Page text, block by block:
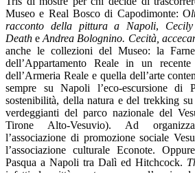
Museo e Real Bosco di Capodimonte: O
racconto della pittura a Napoli,
Death e Andrea Bolognino. Cecità,
anche le collezioni del Museo: la
dell’Appartamento Reale in un
dell’Armeria Reale e quella dell’arte
sempre su Napoli l’eco-escursione di
sostenibilità, della natura e del trekking
verdeggianti del parco nazionale del
Tirone Alto-Vesuvio). Ad
l’associazione di promozione sociale
l’associazione culturale Econote.
Pasqua a Napoli tra Dalì ed Hitchcock.